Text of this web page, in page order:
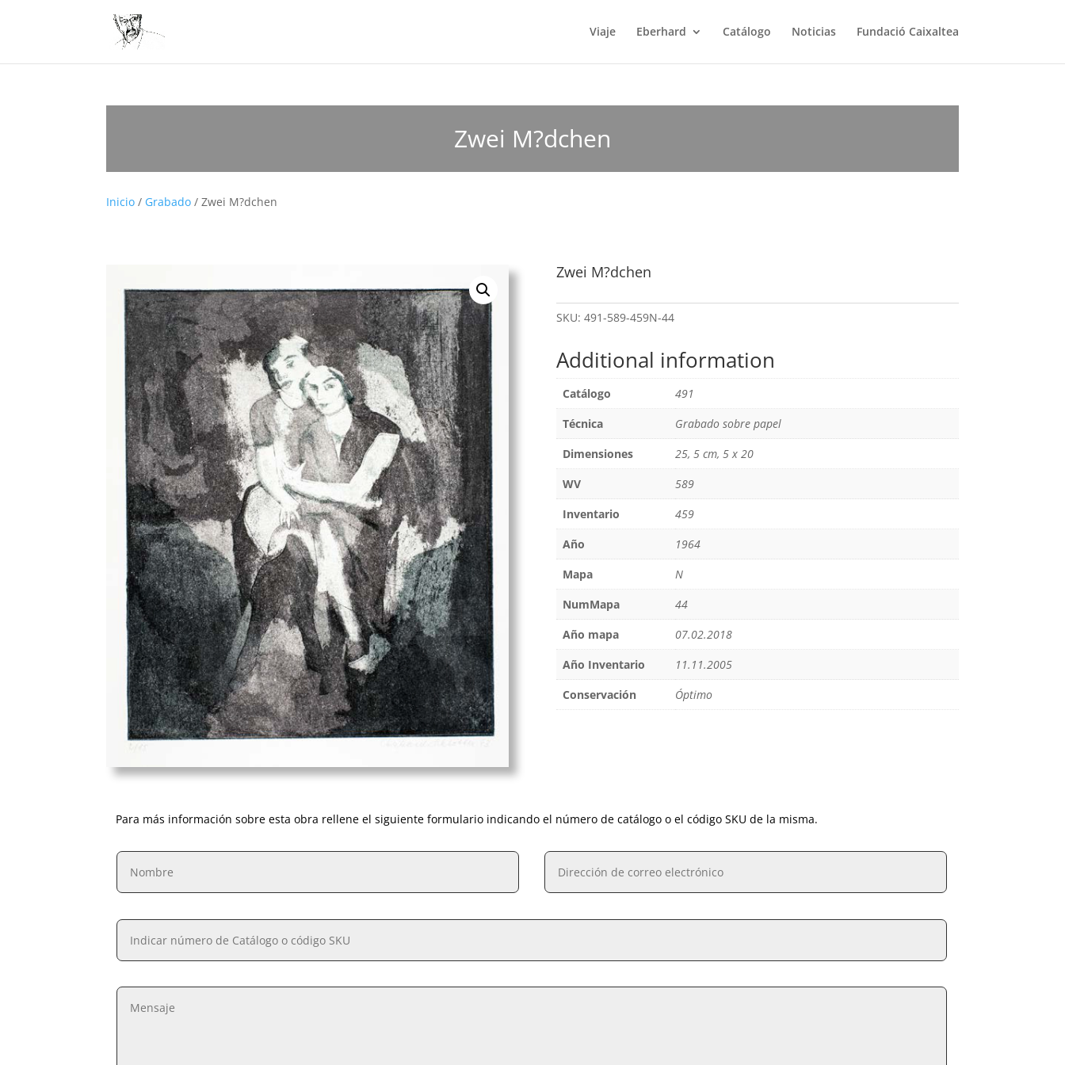
Viaje Eberhard Catálogo Noticias Fundació Caixaltea
Zwei M?dchen
Inicio / Grabado / Zwei M?dchen
Zwei M?dchen
SKU: 491-589-459N-44
Additional information
Catálogo
491
Técnica
Grabado sobre papel
Dimensiones
25, 5 cm, 5 x 20
WV
589
Inventario
459
Año
1964
Mapa
N
NumMapa
44
Año mapa
07.02.2018
Año Inventario
11.11.2005
Conservación
Óptimo
Para más información sobre esta obra rellene el siguiente formulario indicando el número de catálogo o el código SKU de la misma.